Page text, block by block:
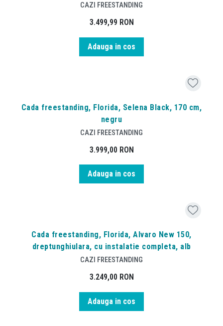
CAZI FREESTANDING
3.499,99 RON
Adauga in cos
Cada freestanding, Florida, Selena Black, 170 cm,
negru
CAZI FREESTANDING
3.999,00 RON
Adauga in cos
Cada freestanding, Florida, Alvaro New 150,
dreptunghiulara, cu instalatie completa, alb
CAZI FREESTANDING
3.249,00 RON
Adauga in cos